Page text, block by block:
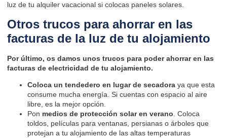
luz de tu alquiler vacacional si colocas paneles solares.
Otros trucos para ahorrar en las
facturas de la luz de tu alojamiento
Por último, os damos unos trucos para poder ahorrar en las
facturas de electricidad de tu alojamiento.
Coloca un tendedero en lugar de secadora ya que esta
consume mucha energía. Si cuentas con espacio al aire
libre, es la mejor opción.
Pon medios de protección solar en verano . Coloca
toldos, películas para ventanas, persianas o árboles que
protejan a tu alojamiento de las altas temperaturas